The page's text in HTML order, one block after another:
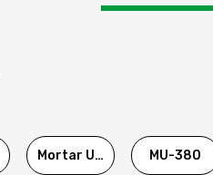
Mortar Utama MU-380